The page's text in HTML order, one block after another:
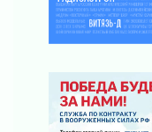
Клюква
просится
03 августа 2026
Строительные
подняли
03 августа 2026